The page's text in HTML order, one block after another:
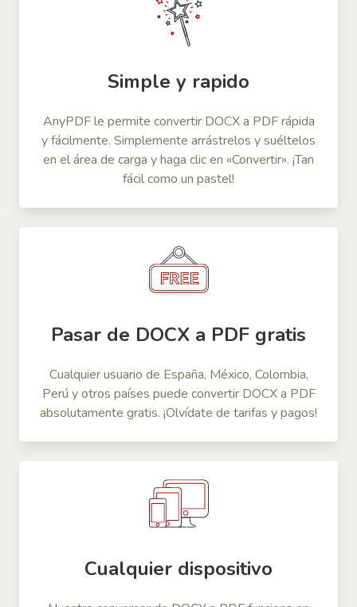
Simple y rapido
AnyPDF le permite convertir DOCX a PDF rápida
y fácilmente. Simplemente arrástrelos y suéltelos
en el área de carga y haga clic en «Convertir». ¡Tan
fácil como un pastel!
Pasar de DOCX a PDF gratis
Cualquier usuario de España, México, Colombia,
Perú y otros países puede convertir DOCX a PDF
absolutamente gratis. ¡Olvídate de tarifas y pagos!
Cualquier dispositivo